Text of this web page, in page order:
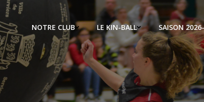
NOTRE CLUB LE KIN-BALL SAISON